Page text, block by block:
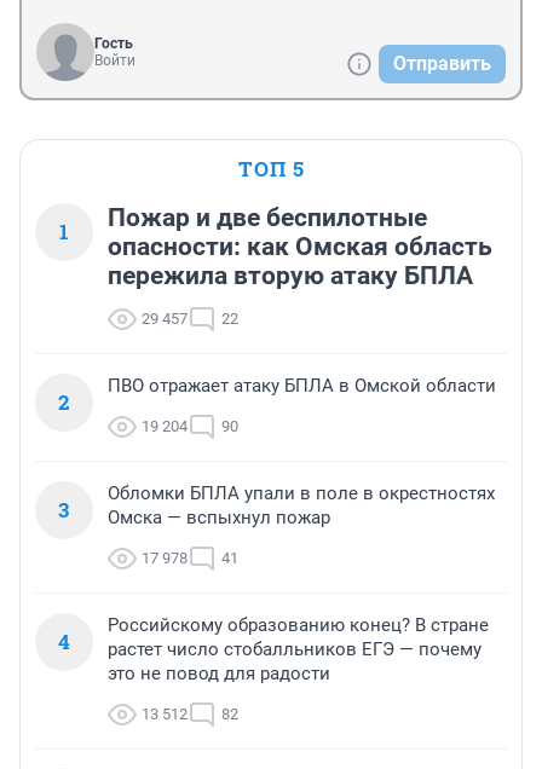
Гость
Войти
Отправить
ТОП 5
1
Пожар и две беспилотные
опасности: как Омская область
пережила вторую атаку БПЛА
29 457 22
2
ПВО отражает атаку БПЛА в Омской области
19 204 90
3
Обломки БПЛА упали в поле в окрестностях
Омска — вспыхнул пожар
17 978 41
4
Российскому образованию конец? В стране
растет число стобалльников ЕГЭ — почему
это не повод для радости
13 512 82